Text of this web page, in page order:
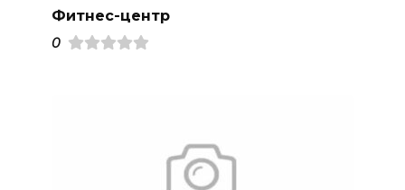
Фитнес-центр
0